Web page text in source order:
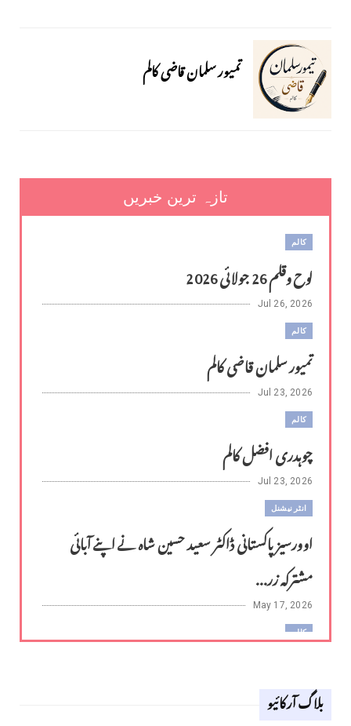
تمیور سلمان قاضی کالم
تازہ ترین خبریں
کالم
لوح وقلم 26 جولائی 2026
Jul 26, 2026
کالم
تمیور سلمان قاضی کالم
Jul 23, 2026
کالم
چوہدری افضل کالم
Jul 23, 2026
انٹر نیشنل
اوورسیز پاکستانی ڈاکٹر سعید حسین شاہ نے اپنے آبائی
مشترکہ زر...
May 17, 2026
کالم
Apr 18, 2026
بلاگ آرکائیو